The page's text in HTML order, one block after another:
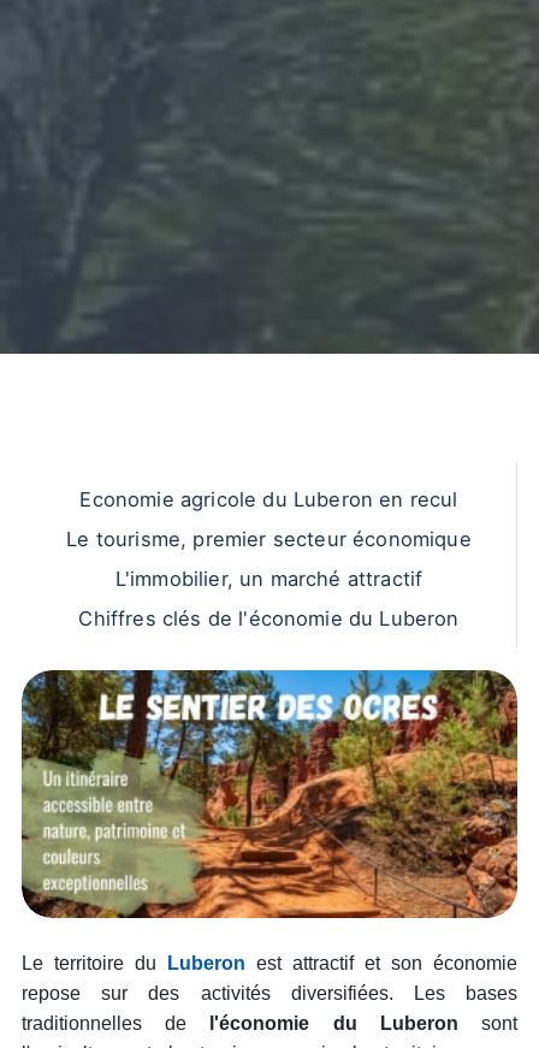
Economie agricole du Luberon en recul
Le tourisme, premier secteur économique
L'immobilier, un marché attractif
Chiffres clés de l'économie du Luberon
Le territoire du Luberon est attractif et son économie
repose sur des activités diversifiées. Les bases
traditionnelles de
l'économie du Luberon sont